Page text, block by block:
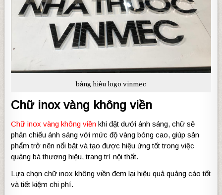
bảng hiệu logo vinmec
Chữ inox vàng không viền
Chữ inox vàng không viền khi đặt dưới ánh sáng, chữ sẽ
phản chiếu ánh sáng với mức độ vàng bóng cao, giúp sản
phẩm trở nên nổi bật và tạo được hiệu ứng tốt trong việc
quảng bá thương hiệu, trang trí nội thất.
Lựa chọn chữ inox không viền đem lại hiệu quả quảng cáo tốt
và tiết kiệm chi phí.